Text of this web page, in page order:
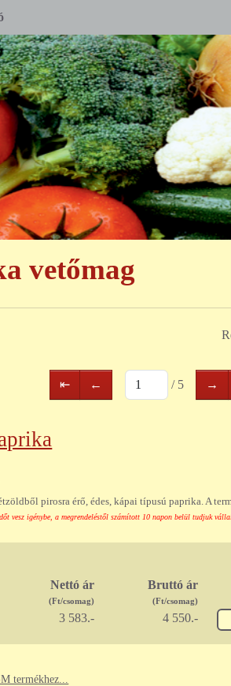
vetőmag
⇤Első
oldal
←
oldal
/ 5 →
pirosra érő, édes, kápai típusú paprika. A
vesz igénybe, a megrendeléstől számított 10 napon belül tudjuk
Nettó ár
(Ft/csomag)
Bruttó ár
(Ft/csomag)
3 583.- 4 550.-
termékhez...